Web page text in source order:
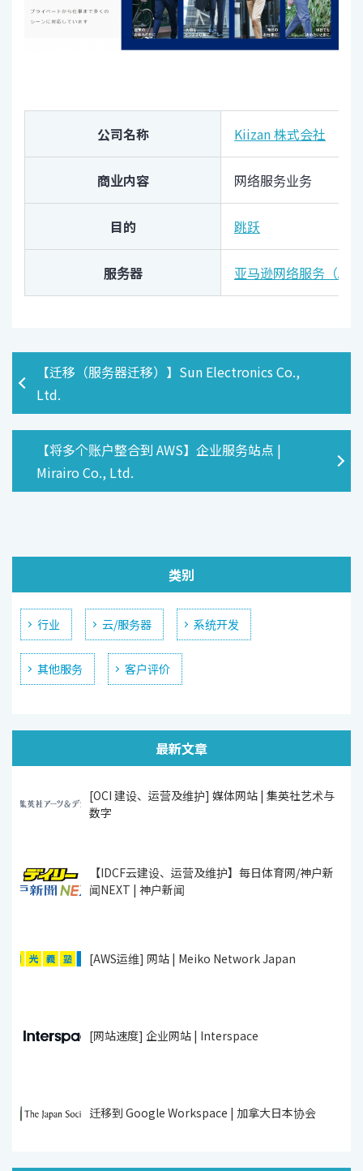
公司名称 Kiizan 株式会社
商业内容 网络服务业务
目的 跳跃
服务器 亚马逊网络服务（
【迁移（服务器迁移）】Sun Electronics Co.,
Ltd.
【将多个账户整合到 AWS】企业服务站点 |
Mirairo Co., Ltd.
类别
行业 云/服务器 系统开发
其他服务 客户评价
最新文章
[OCI 建设、运营及维护] 媒体网站 | 集英社艺术与
数字
【IDCF云建设、运营及维护】每日体育网/神户新
闻NEXT | 神户新闻
[AWS运维] 网站 | Meiko Network Japan
[网站速度] 企业网站 | Interspace
迁移到 Google Workspace | 加拿大日本协会